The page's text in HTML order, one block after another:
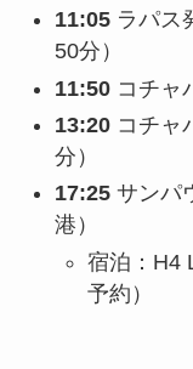
11:05ラパス
50分）
11:50コチャ
13:20コチャ
分）
17:25サンパ
港）
宿泊：H4
予約）